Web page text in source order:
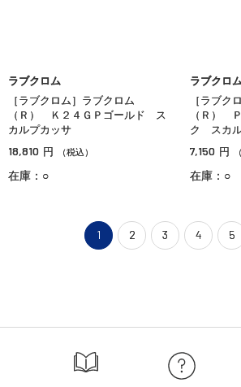
ラブクロム
［ラブクロム］ラブクロム
（Ｒ） Ｋ２４ＧＰゴールド ス
カルプカッサ
18,810 円 （税込）
在庫：○
ラブクロム
［ラブク
（Ｒ）
ク スカ
7,150 円
在庫：○
1 2 3 4 5